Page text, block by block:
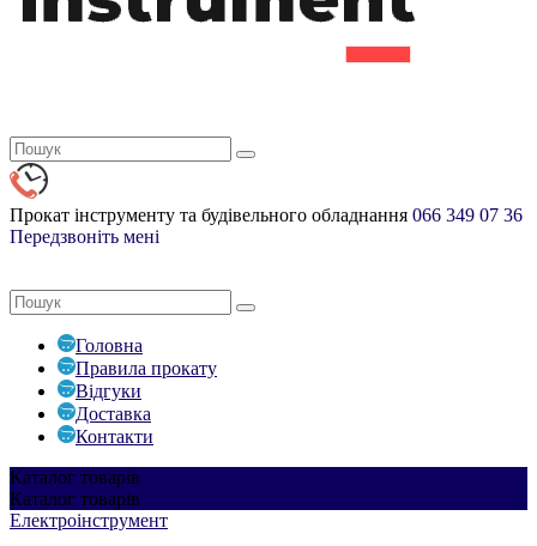
Прокат інструменту та будівельного обладнання 066 349 07 36
Передзвоніть мені
Головна
Правила прокату
Відгуки
Доставка
Контакти
Каталог товарів
Каталог товарів
Електроінструмент